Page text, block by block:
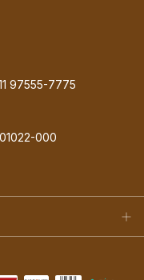
97555-7775
000